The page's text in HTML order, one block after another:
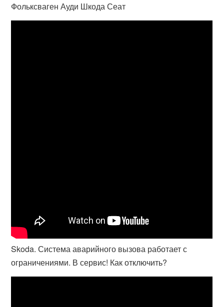
Фольксваген Ауди Шкода Сеат
Skoda. Система аварийного вызова работает с
ограничениями. В сервис! Как отключить?